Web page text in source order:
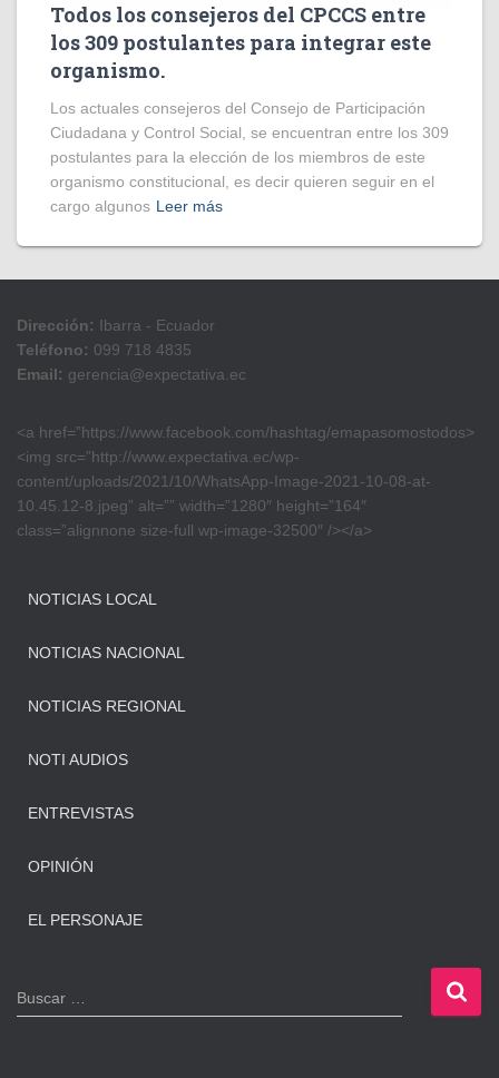
Todos los consejeros del CPCCS entre
los 309 postulantes para integrar este
organismo.
Los actuales consejeros del Consejo de Participación
Ciudadana y Control Social, se encuentran entre los 309
postulantes para la elección de los miembros de este
organismo constitucional, es decir quieren seguir en el
cargo algunos Leer más
Dirección: Ibarra - Ecuador
Teléfono: 099 718 4835
Email: gerencia@expectativa.ec
<a href=”https://www.facebook.com/hashtag/emapasomostodos>
<img src=”http://www.expectativa.ec/wp-
content/uploads/2021/10/WhatsApp-Image-2021-10-08-at-
10.45.12-8.jpeg” alt=”” width=”1280″ height=”164″
class=”alignnone size-full wp-image-32500″ /></a>
NOTICIAS LOCAL
NOTICIAS NACIONAL
NOTICIAS REGIONAL
NOTI AUDIOS
ENTREVISTAS
OPINIÓN
EL PERSONAJE
B
u
Buscar …